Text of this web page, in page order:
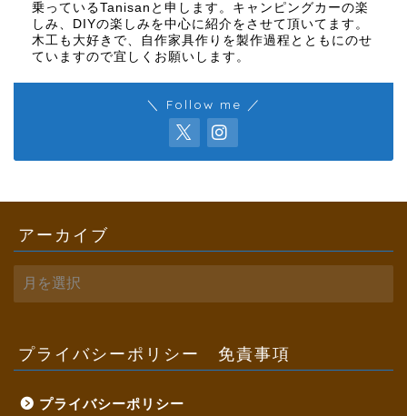
乗っているTanisanと申します。キャンピングカーの楽
しみ、DIYの楽しみを中心に紹介をさせて頂いてます。
木工も大好きで、自作家具作りを製作過程とともにのせ
ていますので宜しくお願いします。
＼ Follow me ／
アーカイブ
ー
ブ
プライバシーポリシー 免責事項
プライバシーポリシー